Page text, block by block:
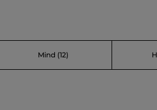
Mind (12)